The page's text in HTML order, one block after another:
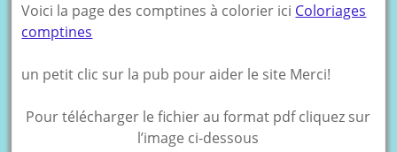
Voici la page des comptines à colorier ici Coloriages
comptines
un petit clic sur la pub pour aider le site Merci!
Pour télécharger le fichier au format pdf cliquez sur
l’image ci-dessous